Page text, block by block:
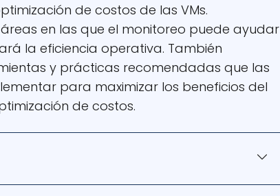
de costos de las VMs.
en las que el monitoreo puede ayudar
la eficiencia operativa. También
y prácticas recomendadas que las
para maximizar los beneficios del
de costos.